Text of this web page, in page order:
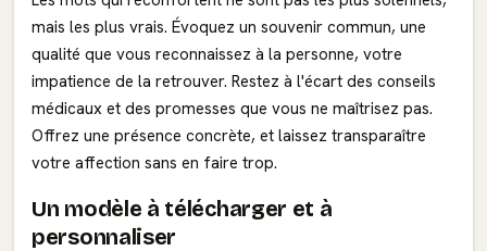
mais les plus vrais. Évoquez un souvenir commun, une
qualité que vous reconnaissez à la personne, votre
impatience de la retrouver. Restez à l'écart des conseils
médicaux et des promesses que vous ne maîtrisez pas.
Offrez une présence concrète, et laissez transparaître
votre affection sans en faire trop.
Un modèle à télécharger et à
personnaliser